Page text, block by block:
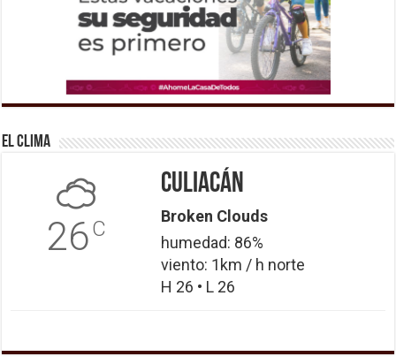
El Clima
26C
Culiacán
Broken Clouds
humedad: 86%
viento: 1km / h norte
H 26 • L 26